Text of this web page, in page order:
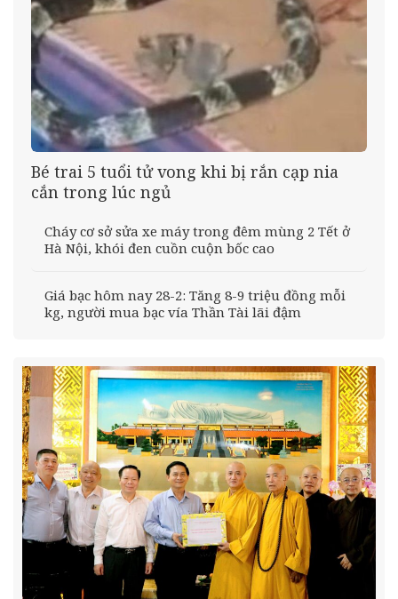
Bé trai 5 tuổi tử vong khi bị rắn cạp nia
cắn trong lúc ngủ
Cháy cơ sở sửa xe máy trong đêm mùng 2 Tết ở
Hà Nội, khói đen cuồn cuộn bốc cao
Giá bạc hôm nay 28-2: Tăng 8-9 triệu đồng mỗi
kg, người mua bạc vía Thần Tài lãi đậm